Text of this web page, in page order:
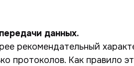
данных.
рекомендательный
протоколов. Как правило